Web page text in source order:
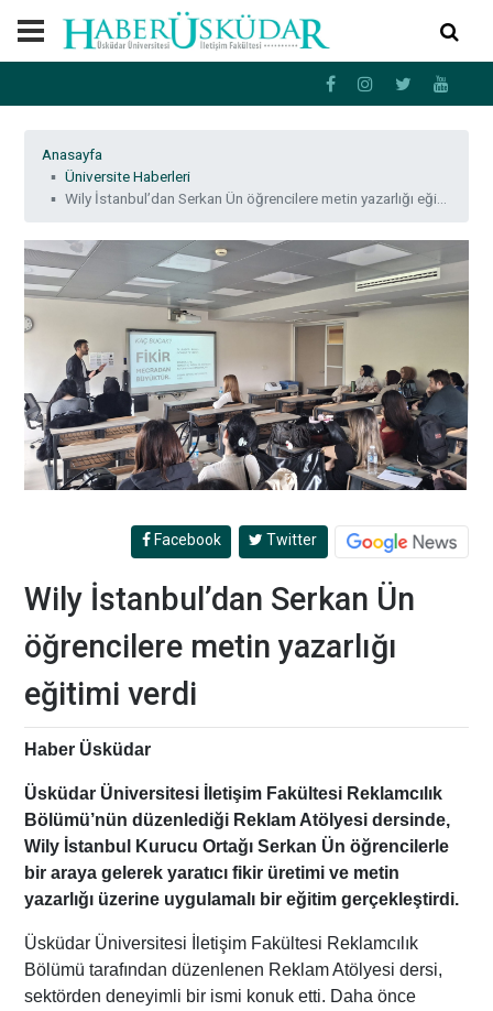
Anasayfa
Üniversite Haberleri
Wily İstanbul’dan Serkan Ün öğrencilere metin yazarlığı eğitimi verdi
Facebook Twitter
Wily İstanbul’dan Serkan Ün
öğrencilere metin yazarlığı
eğitimi verdi
Haber Üsküdar
Üsküdar Üniversitesi İletişim Fakültesi Reklamcılık
Bölümü’nün düzenlediği Reklam Atölyesi dersinde,
Wily İstanbul Kurucu Ortağı Serkan Ün öğrencilerle
bir araya gelerek yaratıcı fikir üretimi ve metin
yazarlığı üzerine uygulamalı bir eğitim gerçekleştirdi.
Üsküdar Üniversitesi İletişim Fakültesi Reklamcılık
Bölümü tarafından düzenlenen Reklam Atölyesi dersi,
sektörden deneyimli bir ismi konuk etti. Daha önce